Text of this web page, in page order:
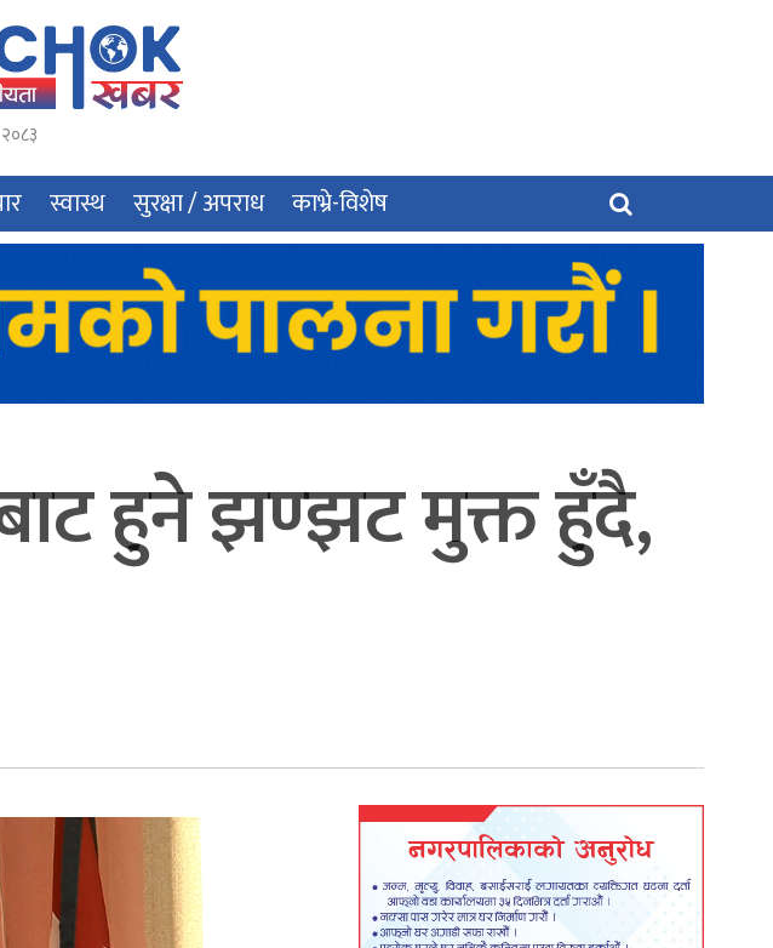
२०८३
स्वास्थ सुरक्षा / अपराध काभ्रे-विशेष
बाट हुने झण्झट मुक्त हुँदै,